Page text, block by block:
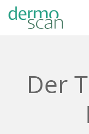
Skip
to
Der